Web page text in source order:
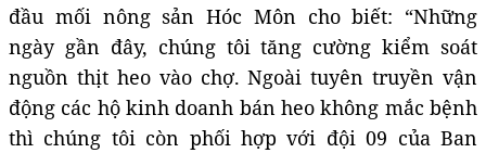
đầu mối nông sản Hóc Môn cho biết: “Những
ngày gần đây, chúng tôi tăng cường kiểm soát
nguồn thịt heo vào chợ. Ngoài tuyên truyền vận
động các hộ kinh doanh bán heo không mắc bệnh
thì chúng tôi còn phối hợp với đội 09 của Ban